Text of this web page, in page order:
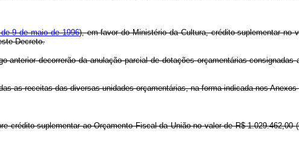
9 de maio de 1996), em favor do Ministério da Cultura, crédito suplementar
Decreto.
anterior decorrerão da anulação parcial de dotações orçamentárias
as receitas das diversas unidades orçamentárias, na forma indicada nos
crédito suplementar ao Orçamento Fiscal da União no valor de R$